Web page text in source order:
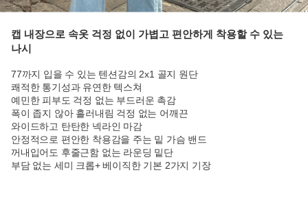
캡 내장으로 속옷 걱정 없이 가볍고 편안하게 착용할 수 있는
나시
77까지 입을 수 있는 텐션감의 2x1 골지 원단
쾌적한 통기성과 유연한 텍스쳐
예민한 피부도 걱정 없는 부드러운 촉감
폭이 좁지 않아 흘러내림 걱정 없는 어깨끈
와이드하고 탄탄한 넥라인 마감
안정적으로 편안한 착용감을 주는 밑 가슴 밴드
꺼내입어도 후줄근함 없는 라운딩 밑단
부담 없는 세미 크롭+ 베이직한 기본 2가지 기장